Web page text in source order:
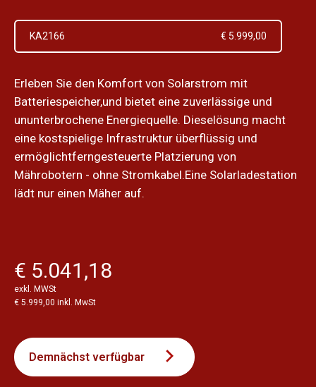
KA2166 € 5.999,00
Erleben Sie den Komfort von Solarstrom mit
Batteriespeicher,und bietet eine zuverlässige und
ununterbrochene Energiequelle. Dieselösung macht
eine kostspielige Infrastruktur überflüssig und
ermöglichtferngesteuerte Platzierung von
Mährobotern - ohne Stromkabel.Eine Solarladestation
lädt nur einen Mäher auf.
€ 5.041,18
exkl. MWSt
€ 5.999,00 inkl. MwSt
Demnächst verfügbar